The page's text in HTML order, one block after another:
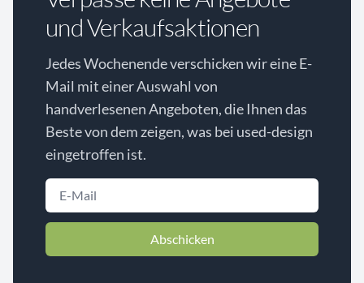
und Verkaufsaktionen
Jedes Wochenende verschicken wir eine E-
Mail mit einer Auswahl von
handverlesenen Angeboten, die Ihnen das
Beste von dem zeigen, was bei used-design
eingetroffen ist.
Abschicken